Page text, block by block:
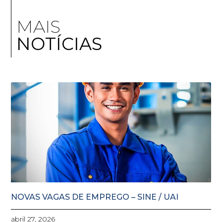
MAIS
NOTÍCIAS
NOVAS VAGAS DE EMPREGO – SINE / UAI
abril 27, 2026